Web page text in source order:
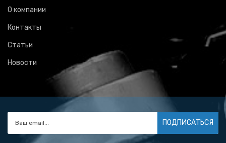
О компании
Контакты
Статьи
Новости
ПОДПИСАТЬСЯ